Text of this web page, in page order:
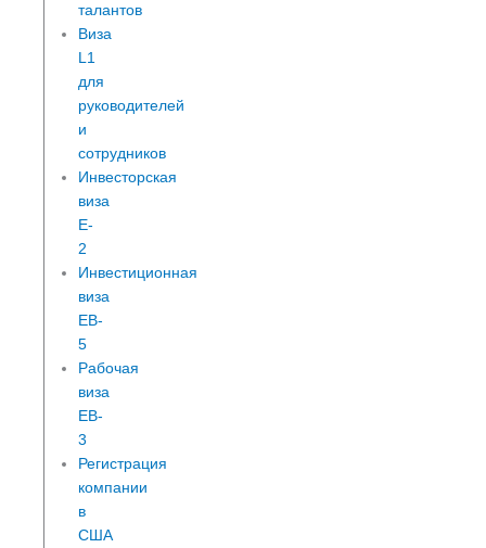
талантов
Виза
L1
для
руководителей
и
сотрудников
Инвесторская
виза
E-
2
Инвестиционная
виза
EB-
5
Рабочая
виза
EB-
3
Регистрация
компании
в
США